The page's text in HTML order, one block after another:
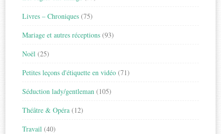
Livres – Chroniques (75)
Mariage et autres réceptions (93)
Noël (25)
Petites leçons d'étiquette en vidéo (71)
Séduction lady/gentleman (105)
Théâtre & Opéra (12)
Travail (40)